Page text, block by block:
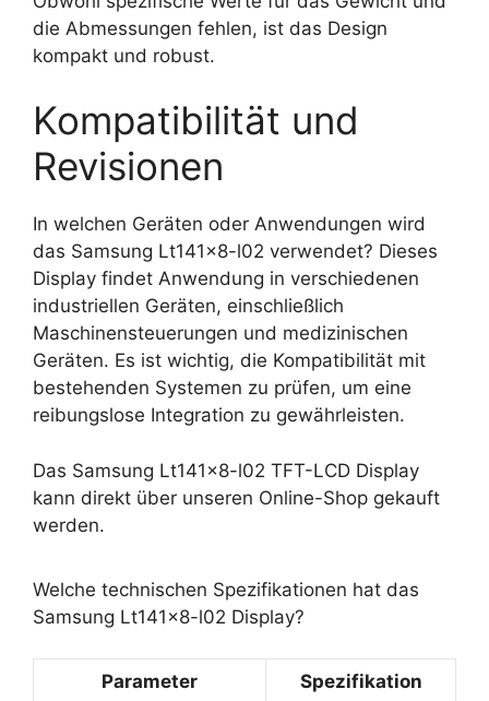
die Abmessungen fehlen, ist das Design
kompakt und robust.
Kompatibilität und
Revisionen
In welchen Geräten oder Anwendungen wird
das Samsung Lt141x8-l02 verwendet? Dieses
Display findet Anwendung in verschiedenen
industriellen Geräten, einschließlich
Maschinensteuerungen und medizinischen
Geräten. Es ist wichtig, die Kompatibilität mit
bestehenden Systemen zu prüfen, um eine
reibungslose Integration zu gewährleisten.
Das Samsung Lt141x8-l02 TFT-LCD Display
kann direkt über unseren Online-Shop gekauft
werden.
Welche technischen Spezifikationen hat das
Samsung Lt141x8-l02 Display?
Parameter Spezifikation